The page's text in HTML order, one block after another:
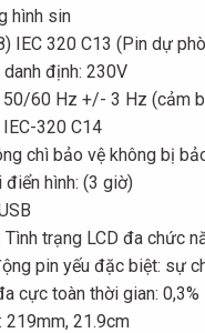
hình sin
IEC 320 C13 (Pin dự
định: 230V
50/60 Hz +/- 3 Hz (cảm
320 C14
chì bảo vệ không bị
hình: (3 giờ)
Tình trạng LCD đa chức
pin yếu đặc biệt: sự
cực toàn thời gian: 0,3%
219mm, 21.9cm